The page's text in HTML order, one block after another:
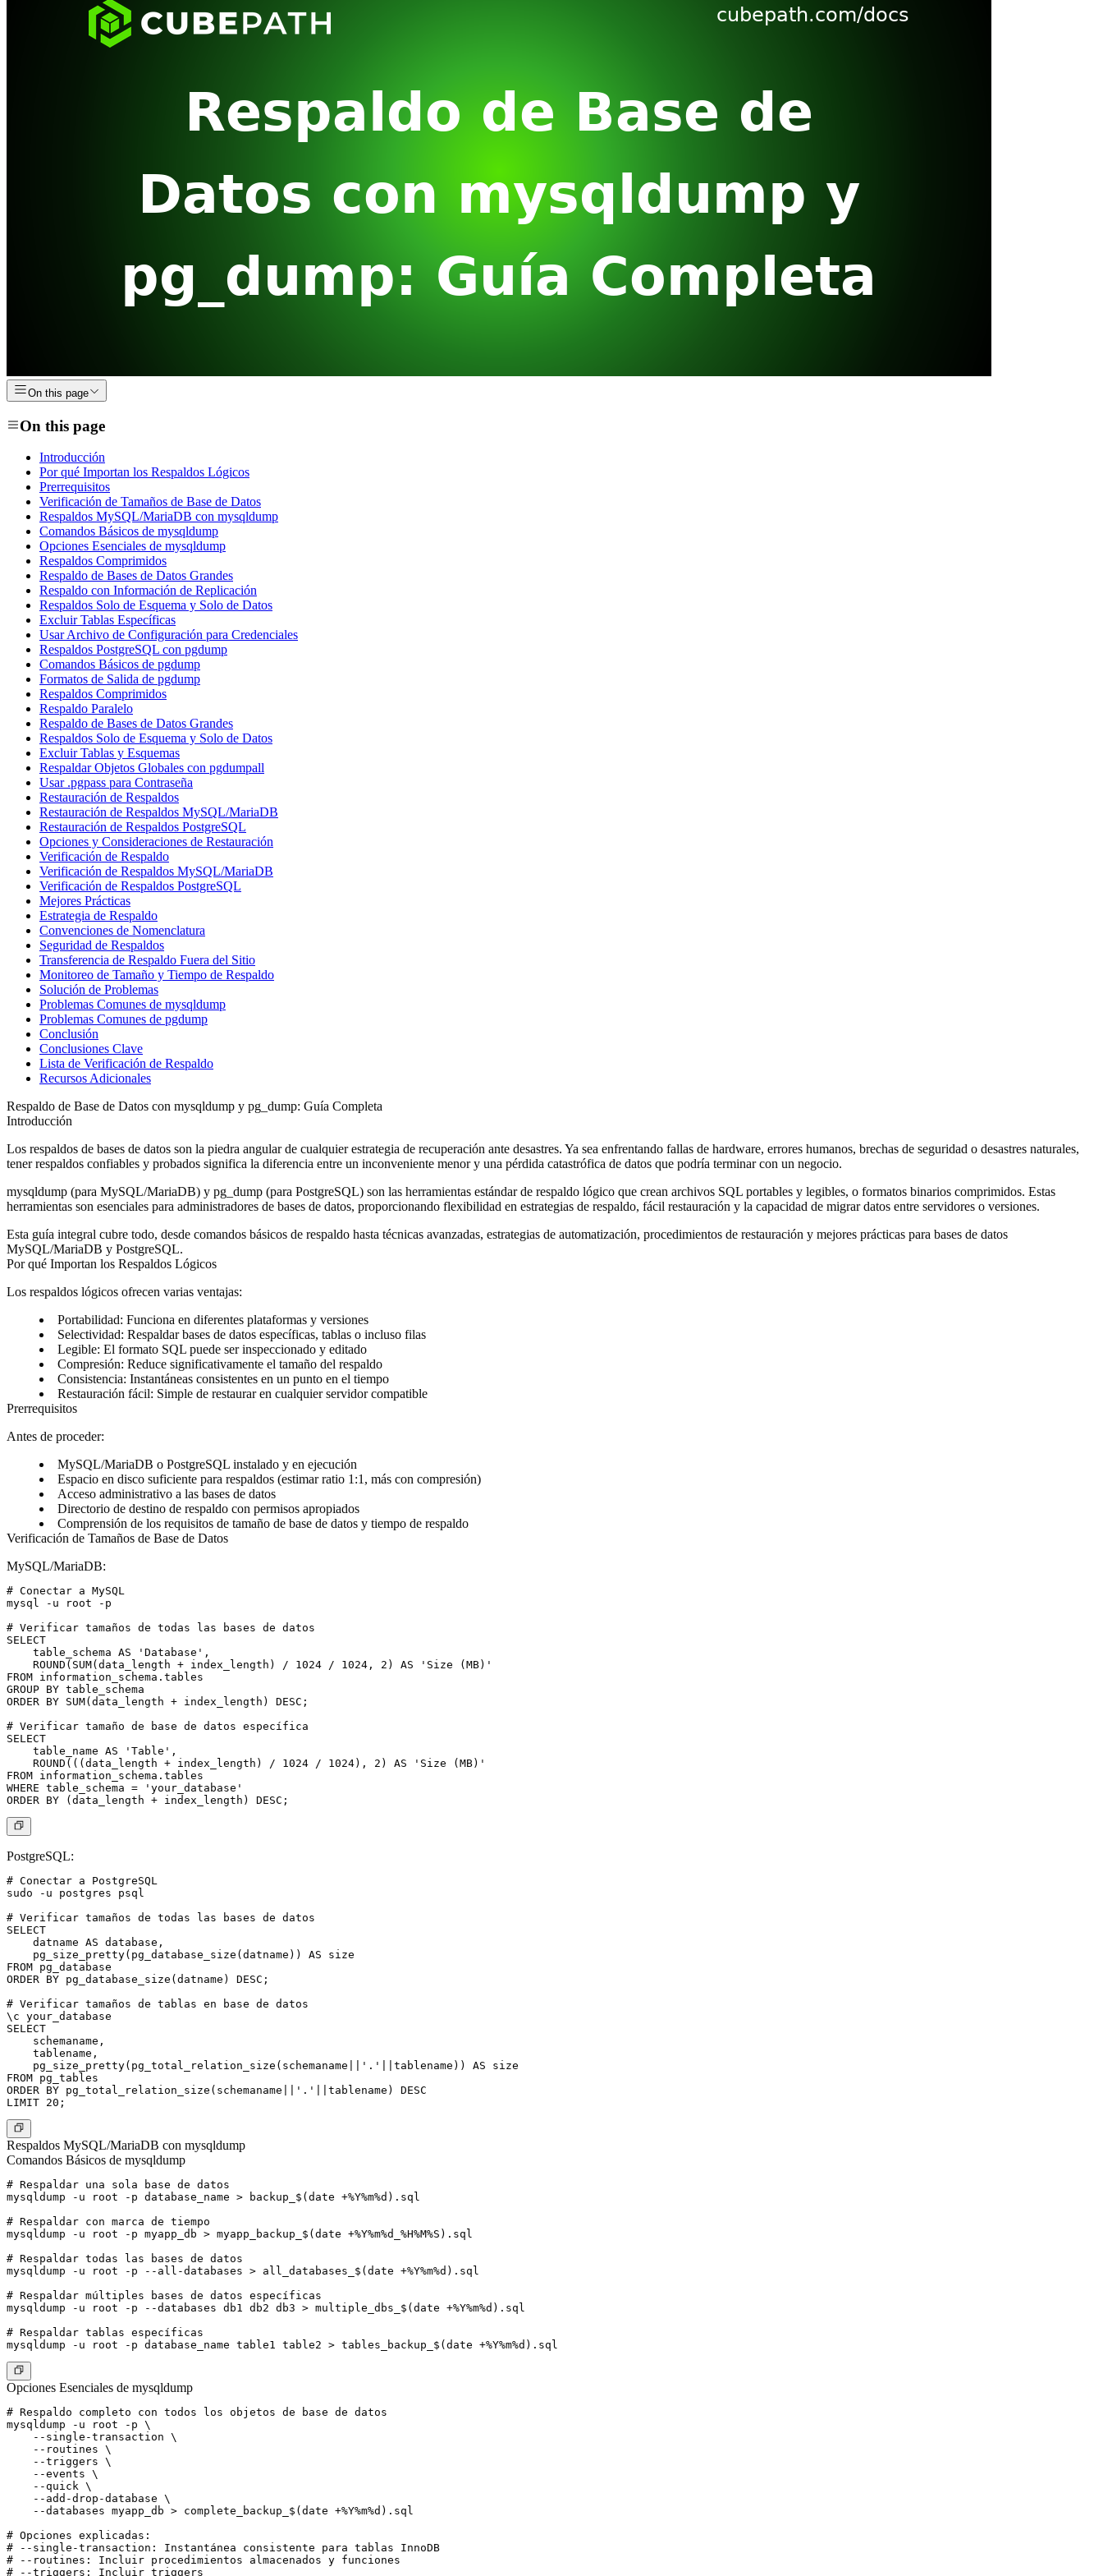
On this page
On this page
Introducción
Por qué Importan los Respaldos Lógicos
Prerrequisitos
Verificación de Tamaños de Base de Datos
Respaldos MySQL/MariaDB con mysqldump
Comandos Básicos de mysqldump
Opciones Esenciales de mysqldump
Respaldos Comprimidos
Respaldo de Bases de Datos Grandes
Respaldo con Información de Replicación
Respaldos Solo de Esquema y Solo de Datos
Excluir Tablas Específicas
Usar Archivo de Configuración para Credenciales
Respaldos PostgreSQL con pgdump
Comandos Básicos de pgdump
Formatos de Salida de pgdump
Respaldos Comprimidos
Respaldo Paralelo
Respaldo de Bases de Datos Grandes
Respaldos Solo de Esquema y Solo de Datos
Excluir Tablas y Esquemas
Respaldar Objetos Globales con pgdumpall
Usar .pgpass para Contraseña
Restauración de Respaldos
Restauración de Respaldos MySQL/MariaDB
Restauración de Respaldos PostgreSQL
Opciones y Consideraciones de Restauración
Verificación de Respaldo
Verificación de Respaldos MySQL/MariaDB
Verificación de Respaldos PostgreSQL
Mejores Prácticas
Estrategia de Respaldo
Convenciones de Nomenclatura
Seguridad de Respaldos
Transferencia de Respaldo Fuera del Sitio
Monitoreo de Tamaño y Tiempo de Respaldo
Solución de Problemas
Problemas Comunes de mysqldump
Problemas Comunes de pgdump
Conclusión
Conclusiones Clave
Lista de Verificación de Respaldo
Recursos Adicionales
Respaldo de Base de Datos con mysqldump y pg_dump: Guía Completa
Introducción
Los respaldos de bases de datos son la piedra angular de cualquier estrategia de recuperación ante desastres. Ya sea enfrentando fallas de hardware, errores humanos, brechas de seguridad o desastres naturales,
tener respaldos confiables y probados significa la diferencia entre un inconveniente menor y una pérdida catastrófica de datos que podría terminar con un negocio.
mysqldump (para MySQL/MariaDB) y pg_dump (para PostgreSQL) son las herramientas estándar de respaldo lógico que crean archivos SQL portables y legibles, o formatos binarios comprimidos. Estas
herramientas son esenciales para administradores de bases de datos, proporcionando flexibilidad en estrategias de respaldo, fácil restauración y la capacidad de migrar datos entre servidores o versiones.
Esta guía integral cubre todo, desde comandos básicos de respaldo hasta técnicas avanzadas, estrategias de automatización, procedimientos de restauración y mejores prácticas para bases de datos
MySQL/MariaDB y PostgreSQL.
Por qué Importan los Respaldos Lógicos
Los respaldos lógicos ofrecen varias ventajas:
Portabilidad: Funciona en diferentes plataformas y versiones
Selectividad: Respaldar bases de datos específicas, tablas o incluso filas
Legible: El formato SQL puede ser inspeccionado y editado
Compresión: Reduce significativamente el tamaño del respaldo
Consistencia: Instantáneas consistentes en un punto en el tiempo
Restauración fácil: Simple de restaurar en cualquier servidor compatible
Prerrequisitos
Antes de proceder:
MySQL/MariaDB o PostgreSQL instalado y en ejecución
Espacio en disco suficiente para respaldos (estimar ratio 1:1, más con compresión)
Acceso administrativo a las bases de datos
Directorio de destino de respaldo con permisos apropiados
Comprensión de los requisitos de tamaño de base de datos y tiempo de respaldo
Verificación de Tamaños de Base de Datos
MySQL/MariaDB:
# Conectar a MySQL
mysql -u root -p
# Verificar tamaños de todas las bases de datos
SELECT
    table_schema AS 'Database',
    ROUND(SUM(data_length + index_length) / 1024 / 1024, 2) AS 'Size (MB)'
FROM information_schema.tables
GROUP BY table_schema
ORDER BY SUM(data_length + index_length) DESC;
# Verificar tamaño de base de datos específica
SELECT
    table_name AS 'Table',
    ROUND(((data_length + index_length) / 1024 / 1024), 2) AS 'Size (MB)'
FROM information_schema.tables
WHERE table_schema = 'your_database'
PostgreSQL:
# Conectar a PostgreSQL
sudo -u postgres psql
# Verificar tamaños de todas las bases de datos
SELECT
    datname AS database,
    pg_size_pretty(pg_database_size(datname)) AS size
FROM pg_database
ORDER BY pg_database_size(datname) DESC;
# Verificar tamaños de tablas en base de datos
\c your_database
SELECT
    schemaname,
    tablename,
    pg_size_pretty(pg_total_relation_size(schemaname||'.'||tablename)) AS size
FROM pg_tables
ORDER BY pg_total_relation_size(schemaname||'.'||tablename) DESC
Respaldos MySQL/MariaDB con mysqldump
Comandos Básicos de mysqldump
# Respaldar una sola base de datos
mysqldump -u root -p database_name > backup_$(date +%Y%m%d).sql
# Respaldar con marca de tiempo
mysqldump -u root -p myapp_db > myapp_backup_$(date +%Y%m%d_%H%M%S).sql
# Respaldar todas las bases de datos
mysqldump -u root -p --all-databases > all_databases_$(date +%Y%m%d).sql
# Respaldar múltiples bases de datos específicas
mysqldump -u root -p --databases db1 db2 db3 > multiple_dbs_$(date +%Y%m%d).sql
# Respaldar tablas específicas
Opciones Esenciales de mysqldump
# Respaldo completo con todos los objetos de base de datos
mysqldump -u root -p \
    --single-transaction \
    --routines \
    --triggers \
    --events \
    --quick \
    --add-drop-database \
    --databases myapp_db > complete_backup_$(date +%Y%m%d).sql
# Opciones explicadas:
# --single-transaction: Instantánea consistente para tablas InnoDB
# --routines: Incluir procedimientos almacenados y funciones
# --triggers: Incluir triggers